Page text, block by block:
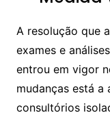
A resolução que
exames e
entrou em vigor
mudanças está a
consultórios